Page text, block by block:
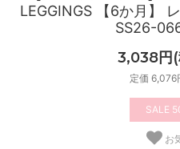
LEGGINGS 【6か月】
SS26-
3,038円
定価 6,076
お